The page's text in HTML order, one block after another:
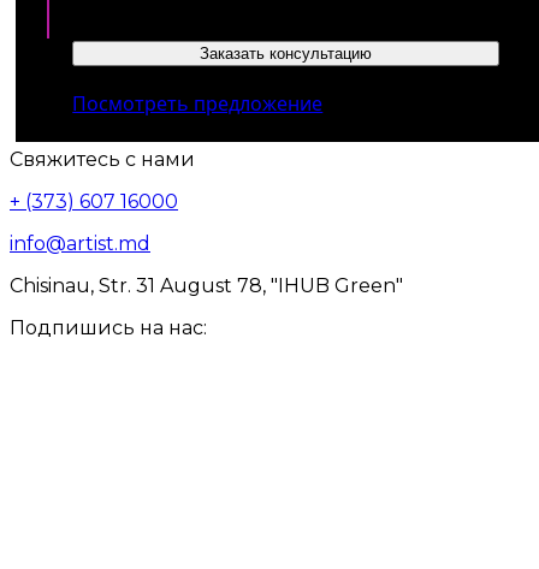
Заказать консультацию
Посмотреть предложение
Свяжитесь с нами
+ (373) 607 16000
info@artist.md
Chisinau, Str. 31 August 78, "IHUB Green"
Подпишись на нас: